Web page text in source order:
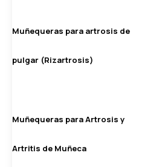
Muñequeras para artrosis de
pulgar (Rizartrosis)
Muñequeras para Artrosis y
Artritis de Muñeca